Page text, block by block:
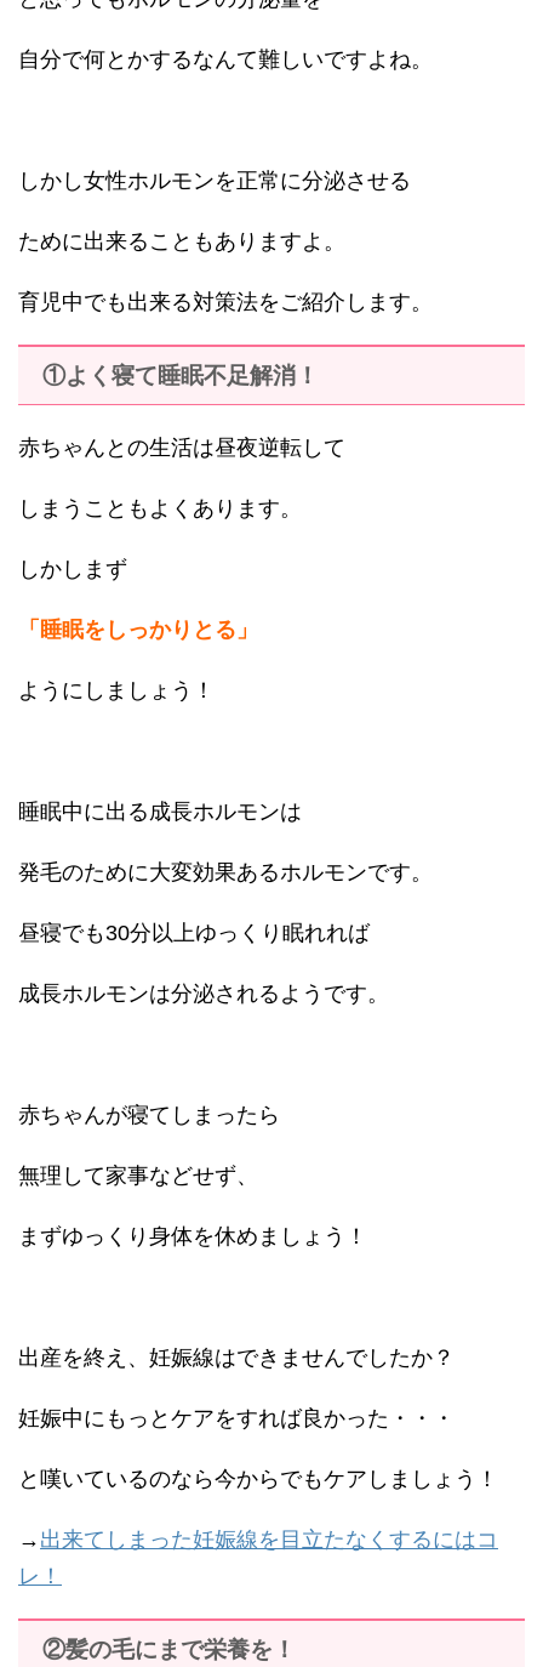
自分で何とかするなんて難しいですよね。
しかし女性ホルモンを正常に分泌させる
ために出来ることもありますよ。
育児中でも出来る対策法をご紹介します。
①よく寝て睡眠不足解消！
赤ちゃんとの生活は昼夜逆転して
しまうこともよくあります。
しかしまず
「睡眠をしっかりとる」
ようにしましょう！
睡眠中に出る成長ホルモンは
発毛のために大変効果あるホルモンです。
昼寝でも30分以上ゆっくり眠れれば
成長ホルモンは分泌されるようです。
赤ちゃんが寝てしまったら
無理して家事などせず、
まずゆっくり身体を休めましょう！
出産を終え、妊娠線はできませんでしたか？
妊娠中にもっとケアをすれば良かった・・・
と嘆いているのなら今からでもケアしましょう！
→ 出来てしまった妊娠線を目立たなくするにはコ
レ！
②髪の毛にまで栄養を！